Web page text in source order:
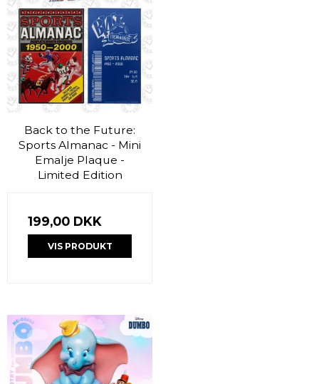
Back to the Future:
Sports Almanac - Mini
Emalje Plaque -
Limited Edition
199,00 DKK
VIS PRODUKT